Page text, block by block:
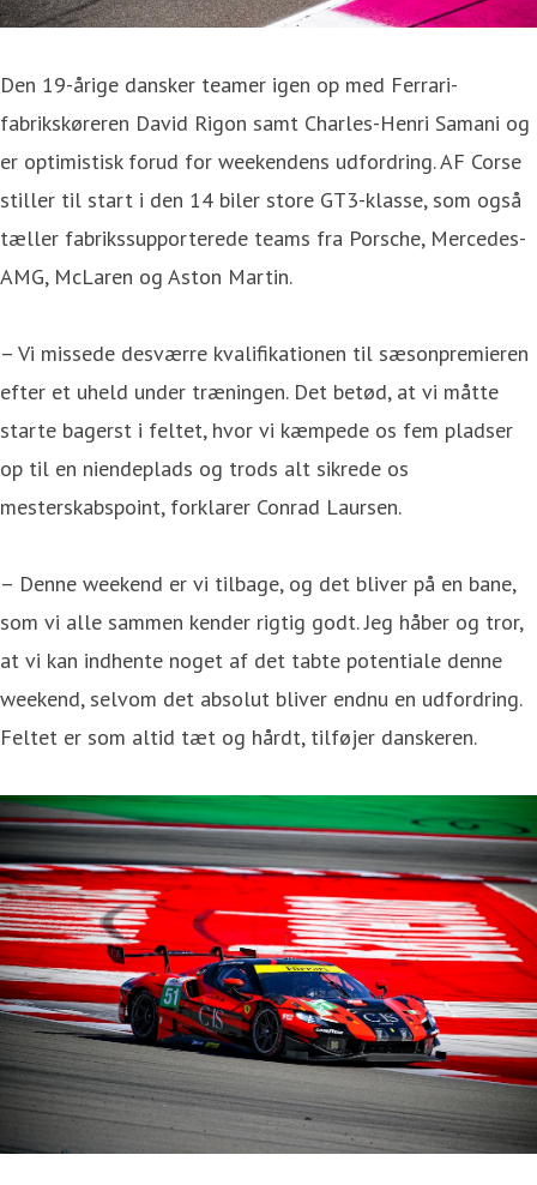
Den 19-årige dansker teamer igen op med Ferrari-
fabrikskøreren David Rigon samt Charles-Henri Samani og
er optimistisk forud for weekendens udfordring. AF Corse
stiller til start i den 14 biler store GT3-klasse, som også
tæller fabrikssupporterede teams fra Porsche, Mercedes-
AMG, McLaren og Aston Martin.
– Vi missede desværre kvalifikationen til sæsonpremieren
efter et uheld under træningen. Det betød, at vi måtte
starte bagerst i feltet, hvor vi kæmpede os fem pladser
op til en niendeplads og trods alt sikrede os
mesterskabspoint, forklarer Conrad Laursen.
– Denne weekend er vi tilbage, og det bliver på en bane,
som vi alle sammen kender rigtig godt. Jeg håber og tror,
at vi kan indhente noget af det tabte potentiale denne
weekend, selvom det absolut bliver endnu en udfordring.
Feltet er som altid tæt og hårdt, tilføjer danskeren.